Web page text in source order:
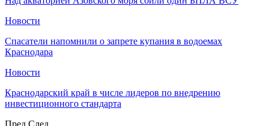
Новости
Спасатели напомнили о запрете купания в водоемах
Краснодара
Новости
Краснодарский край в числе лидеров по внедрению
инвестиционного стандарта
Пред След